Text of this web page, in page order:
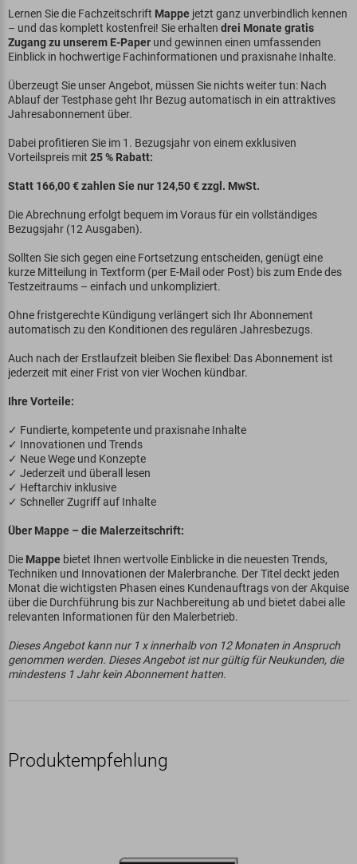
Lernen Sie die Fachzeitschrift Mappe jetzt ganz unverbindlich kennen
– und das komplett kostenfrei! Sie erhalten drei Monate gratis
Zugang zu unserem E-Paper und gewinnen einen umfassenden
Einblick in hochwertige Fachinformationen und praxisnahe Inhalte.
Überzeugt Sie unser Angebot, müssen Sie nichts weiter tun: Nach
Ablauf der Testphase geht Ihr Bezug automatisch in ein attraktives
Jahresabonnement über.
Dabei profitieren Sie im 1. Bezugsjahr von einem exklusiven
Vorteilspreis mit 25 % Rabatt:
Statt 166,00 € zahlen Sie nur 124,50 € zzgl. MwSt.
Die Abrechnung erfolgt bequem im Voraus für ein vollständiges
Bezugsjahr (12 Ausgaben).
Sollten Sie sich gegen eine Fortsetzung entscheiden, genügt eine
kurze Mitteilung in Textform (per E-Mail oder Post) bis zum Ende des
Testzeitraums – einfach und unkompliziert.
Ohne fristgerechte Kündigung verlängert sich Ihr Abonnement
automatisch zu den Konditionen des regulären Jahresbezugs.
Auch nach der Erstlaufzeit bleiben Sie flexibel: Das Abonnement ist
jederzeit mit einer Frist von vier Wochen kündbar.
Ihre Vorteile:
✓ Fundierte, kompetente und praxisnahe Inhalte
✓ Innovationen und Trends
✓ Neue Wege und Konzepte
✓ Jederzeit und überall lesen
✓ Heftarchiv inklusive
✓ Schneller Zugriff auf Inhalte
Über Mappe – die Malerzeitschrift:
Die Mappe bietet Ihnen wertvolle Einblicke in die neuesten Trends,
Techniken und Innovationen der Malerbranche. Der Titel deckt jeden
Monat die wichtigsten Phasen eines Kundenauftrags von der Akquise
über die Durchführung bis zur Nachbereitung ab und bietet dabei alle
relevanten Informationen für den Malerbetrieb.
Dieses Angebot kann nur 1 x innerhalb von 12 Monaten in Anspruch
genommen werden. Dieses Angebot ist nur gültig für Neukunden, die
mindestens 1 Jahr kein Abonnement hatten.
Produktempfehlung